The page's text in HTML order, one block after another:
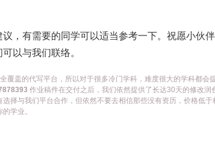
，有需要的同学可以适当参考一下。祝愿小伙
以与我们联络。
覆盖的代写平台，所以对于很多冷门学科，难度很大的学科都会
作业稿件在交付之后，我们依然提供了长达30天的修改
择与我们平台合作，但依然不要去相信那些没有资历，价格低
学业。